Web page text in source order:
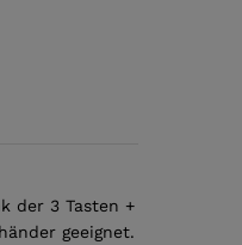
der 3 Tasten +
geeignet.